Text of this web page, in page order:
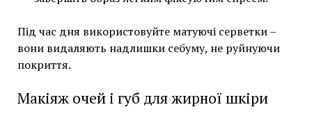
Під час дня використовуйте матуючі серветки –
вони видаляють надлишки себуму, не руйнуючи
покриття.
Макіяж очей і губ для жирної шкіри